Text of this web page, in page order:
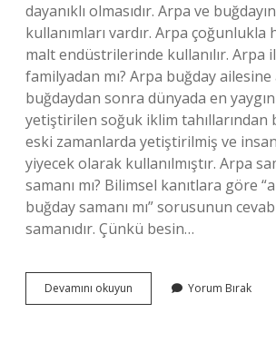
dayanıklı olmasıdır. Arpa ve
kullanımları vardır. Arpa çoğunlukla
malt endüstrilerinde kullanılır. Arpa
familyadan mı? Arpa buğday
buğdaydan sonra dünyada en
yetiştirilen soğuk iklim tahıllarından
eski zamanlarda yetiştirilmiş ve
yiyecek olarak kullanılmıştır. Arpa
samanı mı? Bilimsel kanıtlara göre
buğday samanı mı” sorusunun
samanıdır. Çünkü besin…
Devamını okuyun
Ile
Yorum Bırak